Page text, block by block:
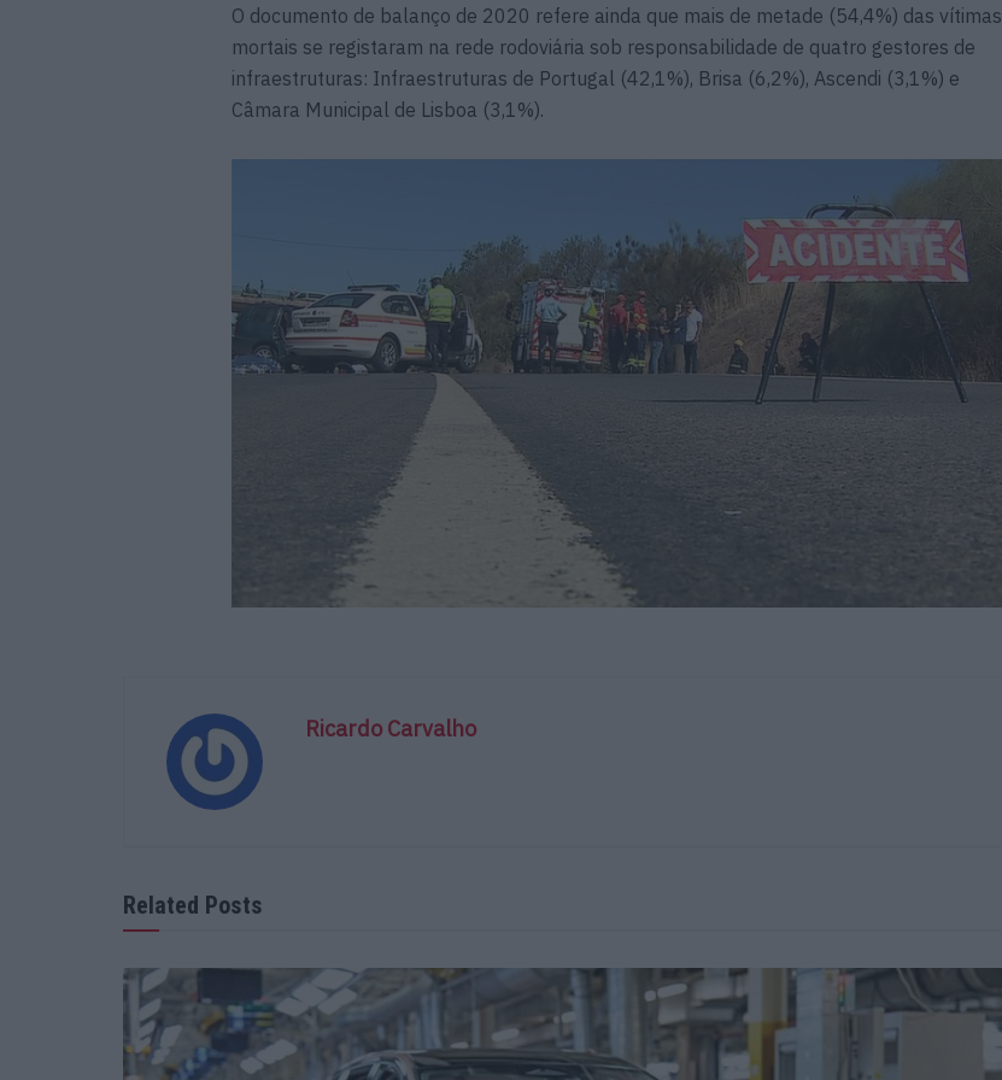
O documento de balanço de 2020 refere ainda que mais de metade (54,4%) das vítimas
mortais se registaram na rede rodoviária sob responsabilidade de quatro gestores de
infraestruturas: Infraestruturas de Portugal (42,1%), Brisa (6,2%), Ascendi (3,1%) e
Câmara Municipal de Lisboa (3,1%).
Ricardo Carvalho
Related Posts